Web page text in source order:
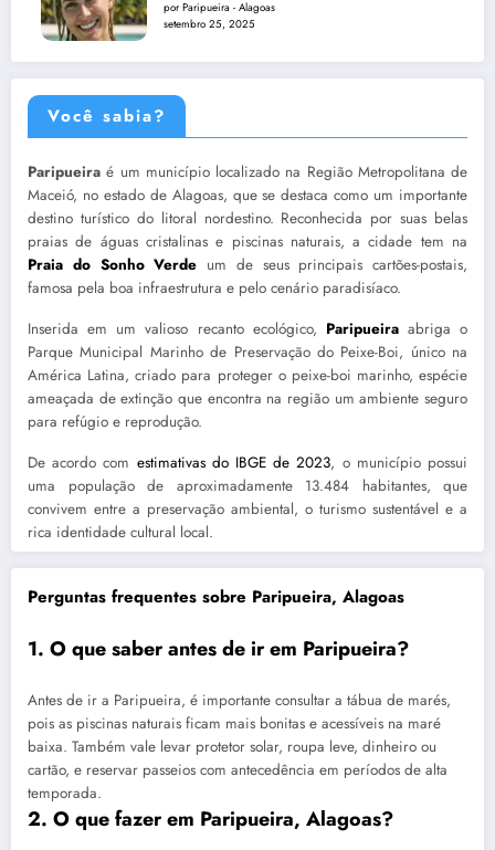
por Paripueira - Alagoas
setembro 25, 2025
Você sabia?
Paripueira é um município localizado na Região Metropolitana de
Maceió, no estado de Alagoas, que se destaca como um importante
destino turístico do litoral nordestino. Reconhecida por suas belas
praias de águas cristalinas e piscinas naturais, a cidade tem na
Praia do Sonho Verde um de seus principais cartões-postais,
famosa pela boa infraestrutura e pelo cenário paradisíaco.
Inserida em um valioso recanto ecológico, Paripueiraabriga o
Parque Municipal Marinho de Preservação do Peixe-Boi, único na
América Latina, criado para proteger o peixe-boi marinho, espécie
ameaçada de extinção que encontra na região um ambiente seguro
para refúgio e reprodução.
De acordo com estimativas do IBGE de 2023, o município possui
uma população de aproximadamente 13.484 habitantes, que
convivem entre a preservação ambiental, o turismo sustentável e a
rica identidade cultural local.
Perguntas frequentes sobre Paripueira, Alagoas
1. O que saber antes de ir em Paripueira?
Antes de ir a Paripueira, é importante consultar a tábua de marés,
pois as piscinas naturais ficam mais bonitas e acessíveis na maré
baixa. Também vale levar protetor solar, roupa leve, dinheiro ou
cartão, e reservar passeios com antecedência em períodos de alta
temporada.
2. O que fazer em Paripueira, Alagoas?